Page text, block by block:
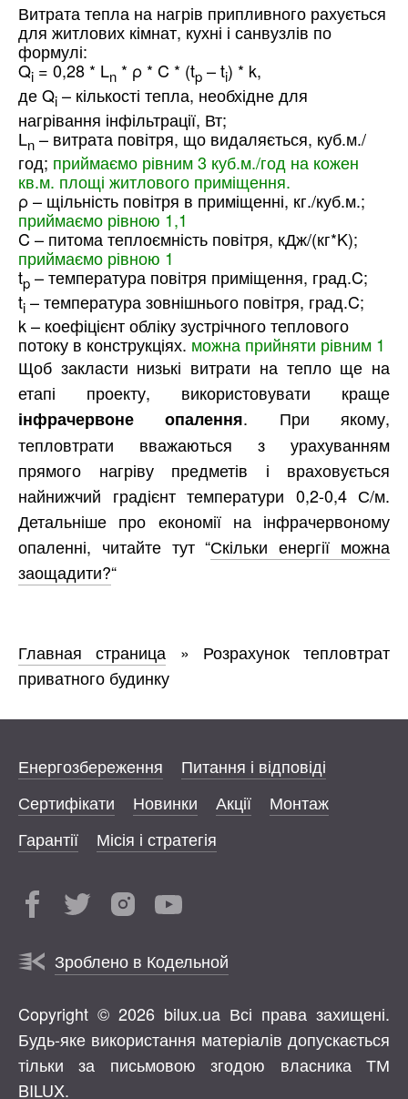
Витрата тепла на нагрів припливного рахується
для житлових кімнат, кухні і санвузлів по
формулі:
Qi = 0,28 * Ln * ρ * C * (tp – ti) * k,
де Qi – кількості тепла, необхідне для
нагрівання інфільтрації, Вт;
Ln – витрата повітря, що видаляється, куб.м./
год; приймаємо рівним 3 куб.м./год на кожен
кв.м. площі житлового приміщення.
ρ – щільність повітря в приміщенні, кг./куб.м.;
приймаємо рівною 1,1
C – питома теплоємність повітря, кДж/(кг*K);
приймаємо рівною 1
tp – температура повітря приміщення, град.C;
ti – температура зовнішнього повітря, град.C;
k – коефіцієнт обліку зустрічного теплового
потоку в конструкціях. можна прийняти рівним 1
Щоб закласти низькі витрати на тепло ще на
етапі проекту, використовувати краще
інфрачервоне опалення. При якому,
тепловтрати вважаються з урахуванням
прямого нагріву предметів і враховується
найнижчий градієнт температури 0,2-0,4 С/м.
Детальніше про економії на інфрачервоному
опаленні, читайте тут “Скільки енергії можна
заощадити?“
Главная страница » Розрахунок тепловтрат
приватного будинку
Енергозбереження
Питання і відповіді
Сертифікати
Новинки Акції
Монтаж
Гарантії
Місія і стратегія
Зроблено в Кодельной
Copyright © 2026 bilux.ua Всі права захищені.
Будь-яке використання матеріалів допускається
тільки за письмовою згодою власника ТМ
BILUX.